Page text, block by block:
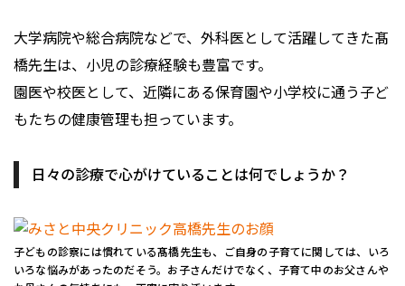
大学病院や総合病院などで、外科医として活躍してきた髙
橋先生は、小児の診療経験も豊富です。
園医や校医として、近隣にある保育園や小学校に通う子ど
もたちの健康管理も担っています。
日々の診療で心がけていることは何でしょうか？
子どもの診察には慣れている髙橋先生も、ご自身の子育てに関しては、いろ
いろな悩みがあったのだそう。お子さんだけでなく、子育て中のお父さんや